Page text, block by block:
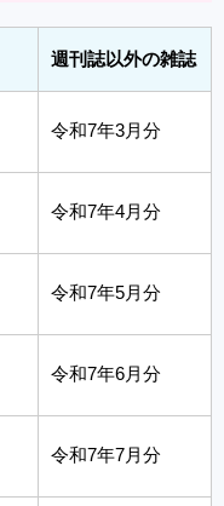
週刊誌以外の雑誌
令和7年3月分
令和7年4月分
令和7年5月分
令和7年6月分
令和7年7月分